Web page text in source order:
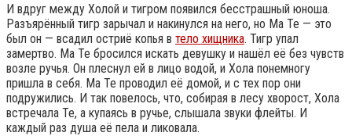
И вдруг между Холой и тигром появился бесстрашный юноша.
Разъярённый тигр зарычал и накинулся на него, но Ма Те — это
был он — всадил остриё копья в тело хищника. Тигр упал
замертво. Ма Те бросился искать девушку и нашёл её без чувств
возле ручья. Он плеснул ей в лицо водой, и Хола понемногу
пришла в себя. Ма Те проводил её домой, и с тех пор они
подружились. И так повелось, что, собирая в лесу хворост, Хола
встречала Те, а купаясь в ручье, слышала звуки флейты. И
каждый раз душа её пела и ликовала.